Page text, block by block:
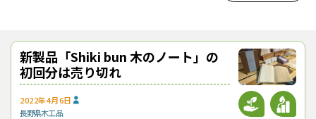
新製品「Shiki bun 木のノート」の
初回分は売り切れ
2022年4月6日
長野県木工品